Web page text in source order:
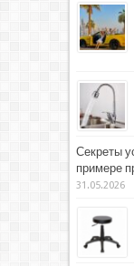
Секреты
примере
31.05.2026